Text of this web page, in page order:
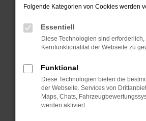
Prüfe deine
können das Laden bestimmter
verhindern. Funktioniert die
Fenster?
Starte dein Gerät neu.
Das kann manchmal helfen,
Probleme zu beheben.
Folgende Kategorien von Cookies werden
Essentiell
Diese Technologien sind erforderlich,
Kernfunktionalität der Webseite zu
Funktional
Diese Technologien bieten die
der Webseite. Services von
Maps, Chats,
werden aktiviert.